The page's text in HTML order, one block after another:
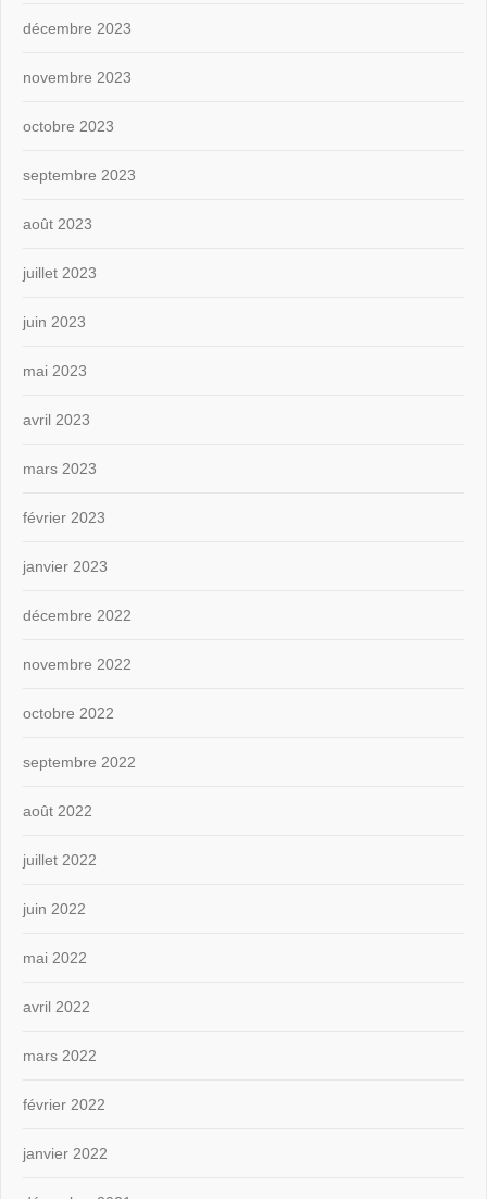
décembre 2023
novembre 2023
octobre 2023
septembre 2023
août 2023
juillet 2023
juin 2023
mai 2023
avril 2023
mars 2023
février 2023
janvier 2023
décembre 2022
novembre 2022
octobre 2022
septembre 2022
août 2022
juillet 2022
juin 2022
mai 2022
avril 2022
mars 2022
février 2022
janvier 2022